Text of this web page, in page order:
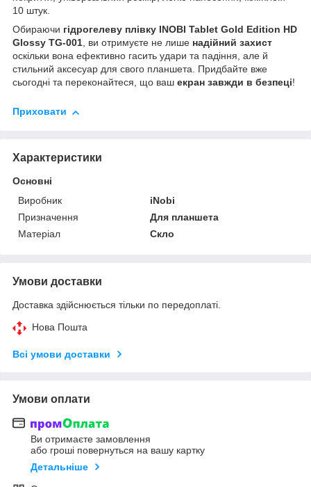
10 штук.
Обираючи гідрогелеву плівку INOBI Tablet Gold Edition HD
Glossy TG-001, ви отримуєте не лише надійний захист
оскільки вона ефективно гасить удари та падіння, але й
стильний аксесуар для свого планшета. Придбайте вже
сьогодні та переконайтеся, що ваш екран завжди в безпеці!
Приховати
Характеристики
Основні
Виробник
iNobi
Призначення
Для планшета
Матеріал
Скло
Умови доставки
Доставка здійснюється тільки по передоплаті.
Нова Пошта
Всі умови доставки
Умови оплати
Ви отримаєте замовлення
або гроші повернуться на вашу картку
Детальніше